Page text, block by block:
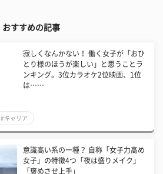
おすすめの記事
寂しくなんかない！ 働く女子が「おひ
とり様のほうが楽しい」と思うことラ
ンキング。3位カラオケ2位映画、1位
は……
#キャリア
意識高い系の一種？ 自称「女子力高め
女子」の特徴4つ「夜は盛りメイク」
「褒めさせ上手」